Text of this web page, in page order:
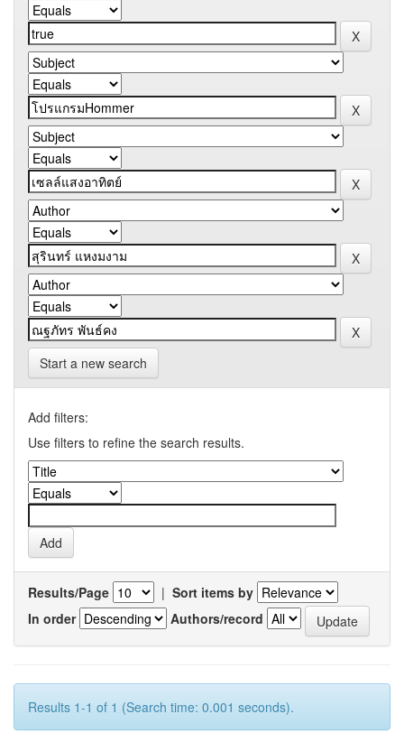
Start a new search
Add filters:
Use filters to refine the search results.
Results/Page | Sort items by
In order
Authors/record
Results 1-1 of 1 (Search time: 0.001 seconds).